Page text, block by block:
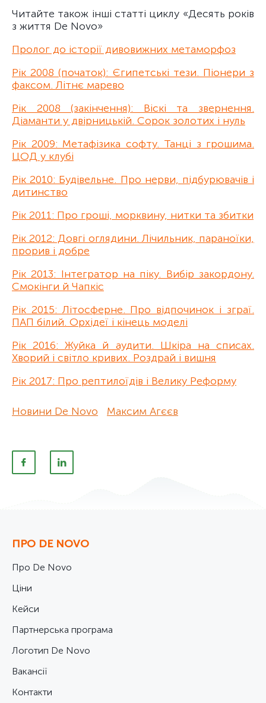
Читайте також інші статті циклу «Десять років
з життя De Novo»
Пролог до історії дивовижних метаморфоз
Рік 2008 (початок): Єгипетські тези. Піонери з
факсом. Літнє марево
Рік 2008 (закінчення): Віскі та звернення.
Діаманти у двірницькій. Сорок золотих і нуль
Рік 2009: Метафізика софту. Танці з грошима.
ЦОД у клубі
Рік 2010: Будівельне. Про нерви, підбурювачів і
дитинство
Рік 2011: Про гроші, морквину, нитки та збитки
Рік 2012: Довгі оглядини. Лічильник, параноїки,
прорив і добре
Рік 2013: Інтегратор на піку. Вибір закордону.
Смокінги й Чапкіс
Рік 2015: Літосферне. Про відпочинок і зграї.
ПАП білий. Орхідеї і кінець моделі
Рік 2016: Жуйка й аудити. Шкіра на списах.
Хворий і світло кривих. Роздрай і вишня
Рік 2017: Про рептилоїдів і Велику Реформу
Новини De Novo Максим Агєєв
ПРО DE NOVO
Про De Novo
Ціни
Кейси
Партнерська програма
Логотип De Novo
Вакансії
Контакти